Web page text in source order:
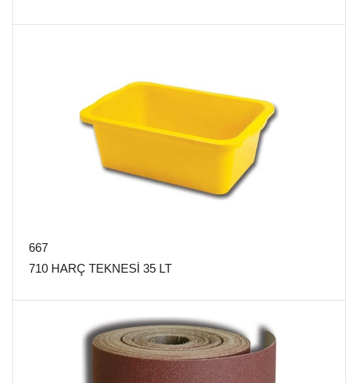
667
710 HARÇ TEKNESİ 35 LT